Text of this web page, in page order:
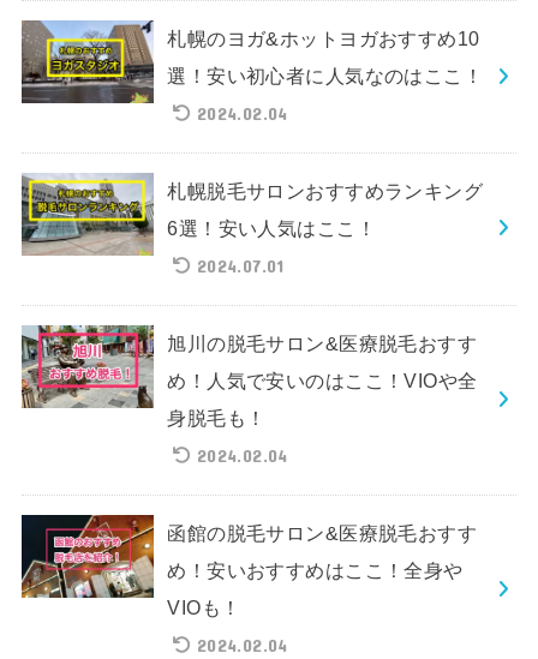
札幌のヨガ&ホットヨガおすすめ10
選！安い初心者に人気なのはここ！
2024.02.04
札幌脱毛サロンおすすめランキング
6選！安い人気はここ！
2024.07.01
旭川の脱毛サロン&医療脱毛おすす
め！人気で安いのはここ！VIOや全
身脱毛も！
2024.02.04
函館の脱毛サロン&医療脱毛おすす
め！安いおすすめはここ！全身や
VIOも！
2024.02.04